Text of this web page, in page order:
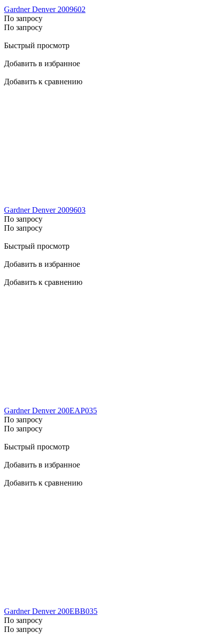
Gardner Denver 2009602
По запросу
По запросу
Быстрый просмотр
Добавить в избранное
Добавить к сравнению
Gardner Denver 2009603
По запросу
По запросу
Быстрый просмотр
Добавить в избранное
Добавить к сравнению
Gardner Denver 200EAP035
По запросу
По запросу
Быстрый просмотр
Добавить в избранное
Добавить к сравнению
Gardner Denver 200EBB035
По запросу
По запросу